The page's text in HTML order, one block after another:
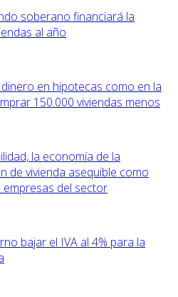
soberano financiará la
al año
en hipotecas como en la
150.000 viviendas menos
la economía de la
de vivienda asequible como
del sector
bajar el IVA al 4% para la